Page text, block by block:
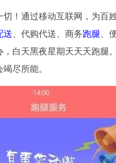
切！通过移动互联网，为百
送 、代购代送、商务跑腿 、
白天黑夜星期天天天跑腿
尽所能。